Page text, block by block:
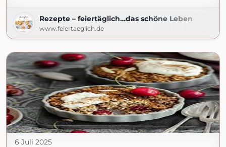
Rezepte – feiertäglich…das schöne Leben
www.feiertaeglich.de
6 Juli 2025